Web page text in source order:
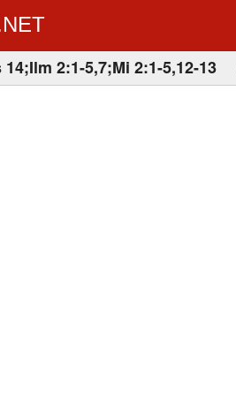
14;Ilm 2:1-5,7;Mi 2:1-5,12-13